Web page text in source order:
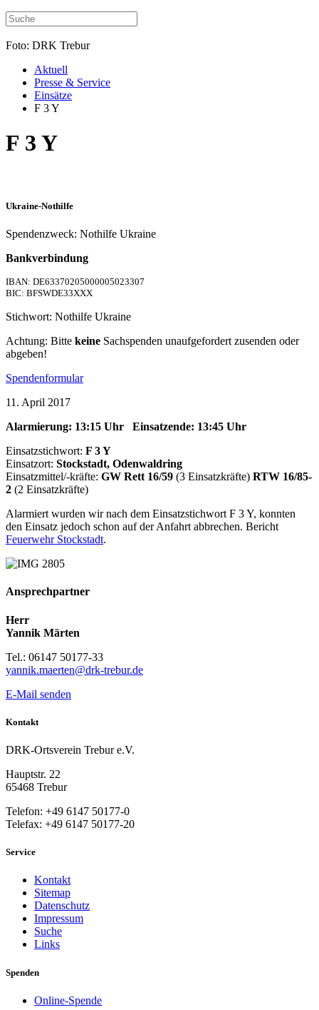
Foto: DRK Trebur
Aktuell
Presse & Service
Einsätze
F 3 Y
F 3 Y
Ukraine-Nothilfe
Spendenzweck: Nothilfe Ukraine
Bankverbindung
IBAN: DE63370205000005023307
BIC: BFSWDE33XXX
Stichwort: Nothilfe Ukraine
Achtung: Bitte keine Sachspenden unaufgefordert zusenden oder
abgeben!
Spendenformular
11. April 2017
Alarmierung: 13:15 Uhr Einsatzende: 13:45 Uhr
Einsatzstichwort: F 3 Y
Einsatzort: Stockstadt, Odenwaldring
Einsatzmittel/-kräfte: GW Rett 16/59 (3 Einsatzkräfte) RTW 16/85-
2 (2 Einsatzkräfte)
Alarmiert wurden wir nach dem Einsatzstichwort F 3 Y, konnten
den Einsatz jedoch schon auf der Anfahrt abbrechen. Bericht
Feuerwehr Stockstadt.
Ansprechpartner
Herr
Yannik Märten
Tel.: 06147 50177-33
yannik.maerten@drk-trebur.de
E-Mail senden
Kontakt
DRK-Ortsverein Trebur e.V.
Hauptstr. 22
65468 Trebur
Telefon: +49 6147 50177-0
Telefax: +49 6147 50177-20
Service
Kontakt
Sitemap
Datenschutz
Impressum
Suche
Links
Spenden
Online-Spende